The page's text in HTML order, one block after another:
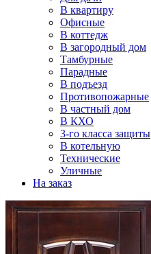
В квартиру
Офисные
В коттедж
В загородный дом
Тамбурные
Парадные
В подъезд
Противопожарные
В частный дом
В КХО
3-го класса защиты
В котельную
Технические
Уличные
На заказ